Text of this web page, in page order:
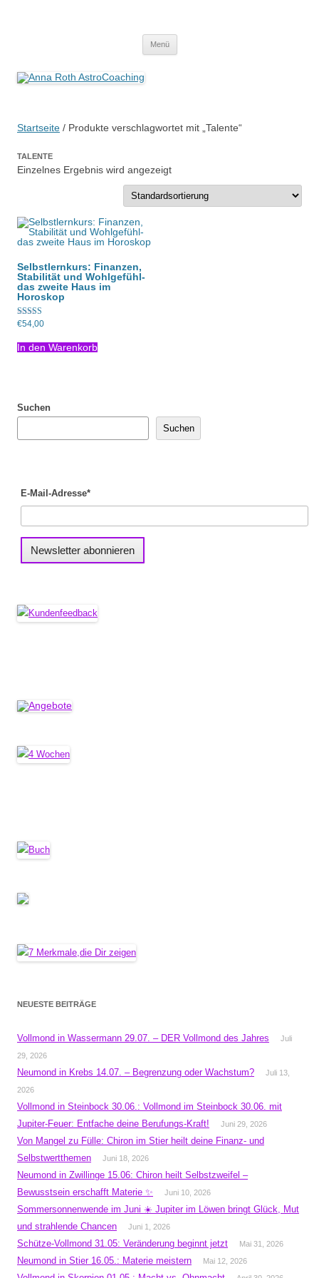
Menü
Startseite / Produkte verschlagwortet mit „Talente“
TALENTE
Einzelnes Ergebnis wird angezeigt
Selbstlernkurs: Finanzen,
Stabilität und Wohlgefühl-
das zweite Haus im
Horoskop
Bewertet mit
von 5
€54,00
In den Warenkorb
Suchen
Suchen
E-Mail-Adresse*
NEUESTE BEITRÄGE
Vollmond in Wassermann 29.07. – DER Vollmond des Jahres
Juli
29, 2026
Neumond in Krebs 14.07. – Begrenzung oder Wachstum?
Juli 13,
2026
Vollmond in Steinbock 30.06.: Vollmond im Steinbock 30.06. mit
Jupiter-Feuer: Entfache deine Berufungs-Kraft!
Juni 29, 2026
Von Mangel zu Fülle: Chiron im Stier heilt deine Finanz- und
Selbstwertthemen
Juni 18, 2026
Neumond in Zwillinge 15.06: Chiron heilt Selbstzweifel –
Bewusstsein erschafft Materie ✨
Juni 10, 2026
Sommersonnenwende im Juni ☀️ Jupiter im Löwen bringt Glück, Mut
und strahlende Chancen
Juni 1, 2026
Schütze-Vollmond 31.05: Veränderung beginnt jetzt Mai 31, 2026
Neumond in Stier 16.05.: Materie meistern Mai 12, 2026